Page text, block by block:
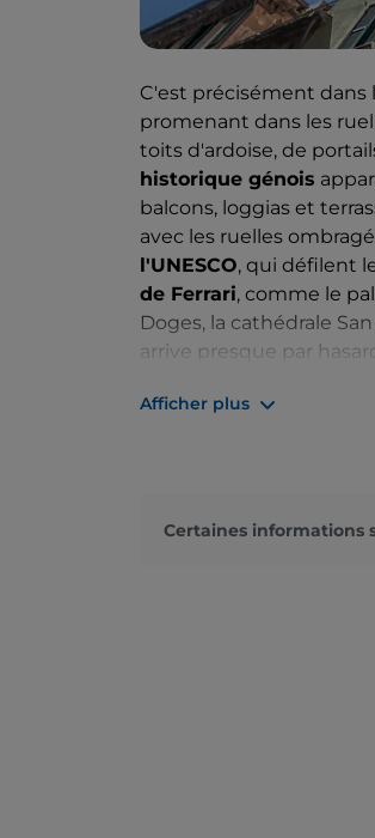
C'est précisément dans
promenant dans les
toits d'ardoise, de
historique génois
balcons, loggias et
avec les ruelles
l'UNESCO, qui défilent
de Ferrari, comme le
Doges, la cathédrale
arrive presque par
modernes conçues par
Afficher plus
Certaines informations